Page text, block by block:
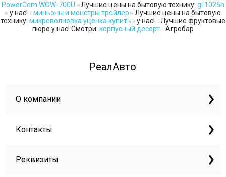
PowerCom WOW-700U - Лучшие цены на бытовую технику: gl 1025h
- у нас! - миньоны и монстры трейлер - Лучшие цены на бытовую
технику: микроволновка уценка купить - у нас! - Лучшие фруктовые
пюре у нас! Смотри: корпусный десерт - Агробар
РеалАвто
О компании
Контакты
Реквизиты